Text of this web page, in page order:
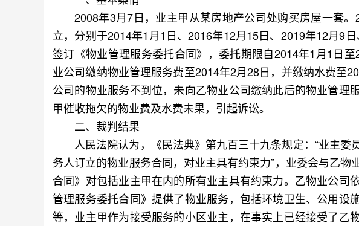
2008年3月7日，业主甲从某房地产公司处购买房屋一套。
立，分别于2014年1月1日、2016年12月15日、2019年12月9
签订《物业管理服务委托合同》，委托期限自2014年1月1日
业公司缴纳物业管理服务费至2014年2月28日，并缴纳水费至
公司的物业服务不到位，未向乙物业公司缴纳此后的物业管理
甲催收拖欠的物业费及水费未果，引起诉讼。
二、裁判结果
人民法院认为，《民法典》第九百三十九条规定：“业主委
务人订立的物业服务合同，对业主具有约束力”，业委会与乙物
合同》对包括业主甲在内的所有业主具有约束力。乙物业公司
管理服务委托合同》提供了物业服务，包括环境卫生、公用设
等，业主甲作为接受服务的小区业主，在事实上已经接受了乙